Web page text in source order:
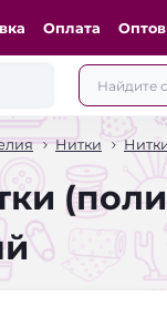
Оплата
Нитки